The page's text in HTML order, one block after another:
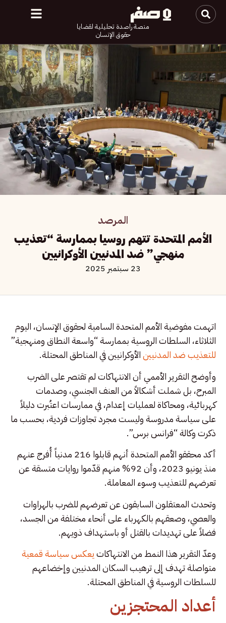
منصة راصدة تحليلية لقضايا
حقوق الإنسان
المرصد
الأمم المتحدة تتهم روسيا بممارسة “تعذيب
منهجي” ضد المدنيين الأوكرانيين
23 سبتمبر 2025
اتهمت مفوضية الأمم المتحدة السامية لحقوق الإنسان، اليوم
الثلاثاء، السلطات الروسية بممارسة “واسعة النطاق ومنهجية”
للتعذيب ضد المدنيينالأوكرانيين في المناطق المحتلة.
وأوضح التقرير الأممي أن الانتهاكات لم تقتصر على الضرب
المبرح، بل شملت أشكالاً من العنف الجنسي، وصدمات
كهربائية، ومحاكاة لعمليات إعدام، في ممارسات اعتُبرت دليلاً
على سياسة مدروسة وليست مجرد تجاوزات فردية، بحسب ما
ذكرت وكالة “فرانس برس”.
أكد محققو الأمم المتحدة أنهم قابلوا 216 مدنياً أُفرج عنهم
منذ يونيو 2023، وأن 92% منهم قدّموا روايات متسقة عن
تعرضهم للتعذيب وسوء المعاملة.
وتحدث المعتقلون السابقون عن تعرضهم للضرب بالهراوات
والعصي، وصعقهم بالكهرباء على أنحاء مختلفة من الجسد،
فضلاً على تهديدات بالقتل أو باستهداف ذويهم.
وعدّ التقرير هذا النمط من الانتهاكاتيعكس سياسة قمعية
متواصلة تهدف إلى ترهيب السكان المدنيين وإخضاعهم
للسلطات الروسية في المناطق المحتلة.
أعداد المحتجزين